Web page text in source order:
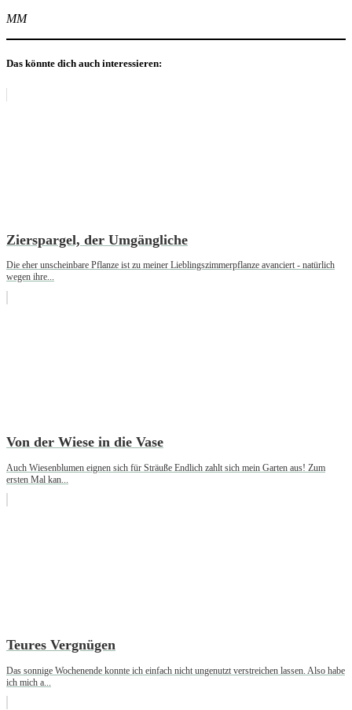
MM
Das könnte dich auch interessieren:
Zierspargel, der Umgängliche
Die eher unscheinbare Pflanze ist zu meiner Lieblingszimmerpflanze avanciert - natürlich
wegen ihre...
Von der Wiese in die Vase
Auch Wiesenblumen eignen sich für Sträuße Endlich zahlt sich mein Garten aus! Zum
ersten Mal kan...
Teures Vergnügen
Das sonnige Wochenende konnte ich einfach nicht ungenutzt verstreichen lassen. Also habe
ich mich a...